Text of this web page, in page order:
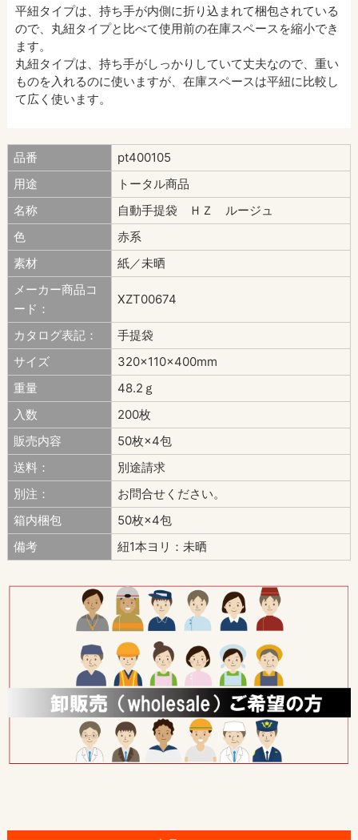
平紐タイプは、持ち手が内側に折り込まれて梱包されている
ので、丸紐タイプと比べて使用前の在庫スペースを縮小でき
ます。
丸紐タイプは、持ち手がしっかりしていて丈夫なので、重い
ものを入れるのに使いますが、在庫スペースは平紐に比較し
て広く使います。
品番
pt400105
用途
トータル商品
名称
自動手提袋 ＨＺ ルージュ
色
赤系
素材
紙／未晒
メーカー商品コ
ード：
XZT00674
カタログ表記：
手提袋
サイズ
320×110×400mm
重量
48.2ｇ
入数
200枚
販売内容
50枚×4包
送料：
別途請求
別注：
お問合せください。
箱内梱包
50枚×4包
備考
紐1本ヨリ：未晒